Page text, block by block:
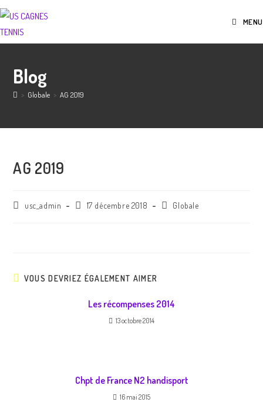
MENU
Blog
> Globale > AG 2019
AG 2019
usc_admin 17 décembre 2018 Globale
VOUS DEVRIEZ ÉGALEMENT AIMER
Les récompenses 2014
13 octobre 2014
Chpt de France N2 handisport
16 mai 2015